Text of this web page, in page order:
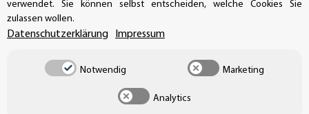
Vertrag widerrufen
* Alle Preise inkl. gesetzlicher USt., zzgl.
verwendet. Sie können selbst entscheiden, welche Cookies Sie
zulassen wollen.
Datenschutzerklärung Impressum
Notwendig Marketing
Analytics